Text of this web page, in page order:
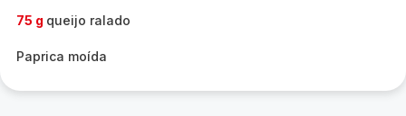
75 g queijo ralado
Paprica moída